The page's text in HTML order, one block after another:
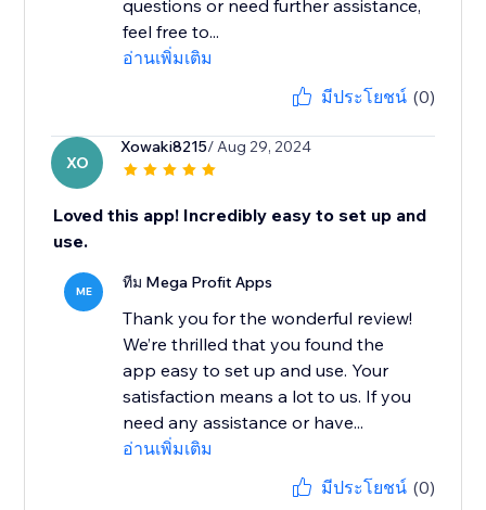
questions or need further assistance,
feel free to...
อ่านเพิ่มเติม
มีประโยชน์ (0)
XO
Xowaki8215/ Aug 29, 2024
Loved this app! Incredibly easy to set up and
use.
ME ทีม Mega Profit Apps
Thank you for the wonderful review!
We’re thrilled that you found the
app easy to set up and use. Your
satisfaction means a lot to us. If you
need any assistance or have...
อ่านเพิ่มเติม
มีประโยชน์ (0)